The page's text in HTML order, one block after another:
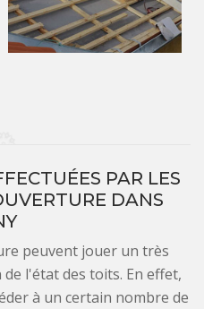
PAR LES
DANS
peuvent jouer un très
l'état des toits. En effet,
à un certain nombre de